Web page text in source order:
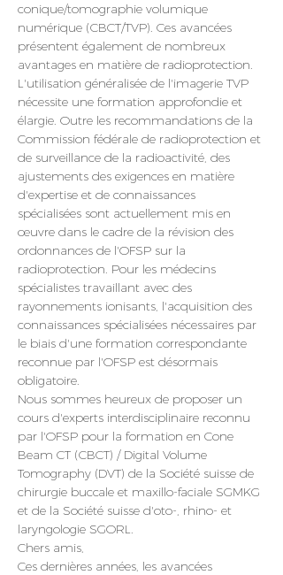
conique/tomographie volumique
numérique (CBCT/TVP). Ces avancées
présentent également de nombreux
avantages en matière de radioprotection.
L'utilisation généralisée de l'imagerie TVP
nécessite une formation approfondie et
élargie. Outre les recommandations de la
Commission fédérale de radioprotection et
de surveillance de la radioactivité, des
ajustements des exigences en matière
d'expertise et de connaissances
spécialisées sont actuellement mis en
œuvre dans le cadre de la révision des
ordonnances de l'OFSP sur la
radioprotection. Pour les médecins
spécialistes travaillant avec des
rayonnements ionisants, l'acquisition des
connaissances spécialisées nécessaires par
le biais d'une formation correspondante
reconnue par l'OFSP est désormais
obligatoire.
Nous sommes heureux de proposer un
cours d'experts interdisciplinaire reconnu
par l'OFSP pour la formation en Cone
Beam CT (CBCT) / Digital Volume
Tomography (DVT) de la Société suisse de
chirurgie buccale et maxillo-faciale SGMKG
et de la Société suisse d'oto-, rhino- et
laryngologie SGORL.
Chers amis,
Ces dernières années, les avancées